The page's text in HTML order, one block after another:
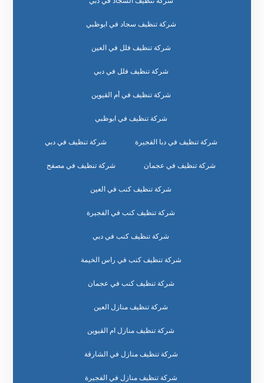
شركة تنظيف سجاد في ابوظبي
شركة تنظيف فلل في العين
شركة تنظيف فلل في دبي
شركة تنظيف في أم القيوين
شركة تنظيف في ابوظبي
شركة تنظيف في دبا الفجيرة شركة تنظيف في دبي
شركة تنظيف في عجمان شركة تنظيف في مصفح
شركة تنظيف كنب في العين
شركة تنظيف كنب في الفجيرة
شركة تنظيف كنب في دبي
شركة تنظيف كنب في راس الخيمة
شركة تنظيف كنب في عجمان
شركة تنظيف منازل العين
شركة تنظيف منازل ام القيوين
شركة تنظيف منازل في الشارقة
شركة تنظيف منازل في الفجيرة